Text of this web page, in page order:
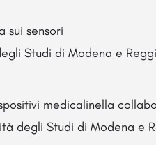
sui sensori
Studi di Modena e
medicalinella
degli Studi di Modena e